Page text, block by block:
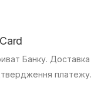
Банку. Доставка
платежу.